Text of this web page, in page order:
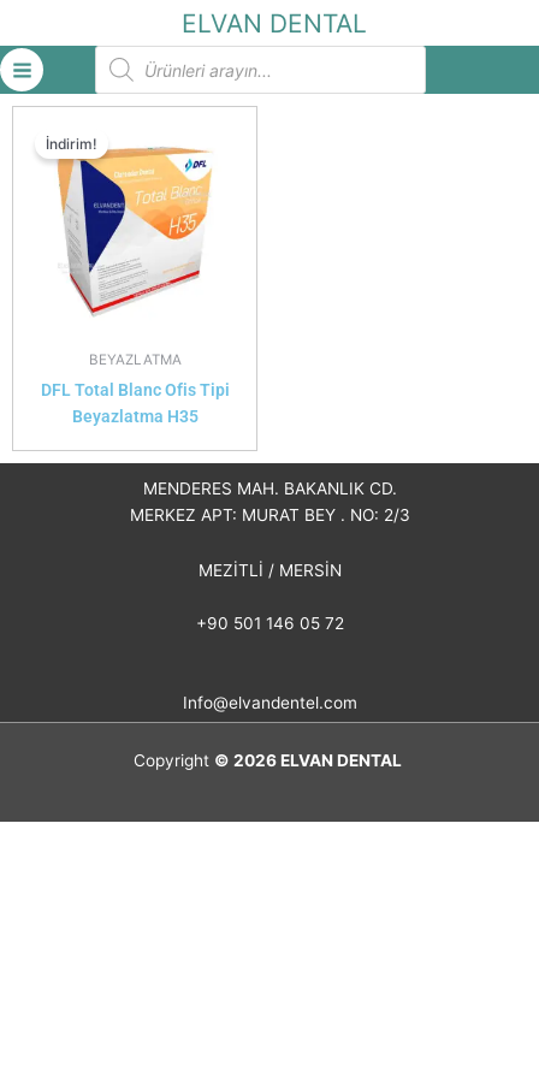
ELVAN DENTAL
Products
search
İndirim!
BEYAZLATMA
DFL Total Blanc Ofis Tipi
Beyazlatma H35
MENDERES MAH. BAKANLIK CD.
MERKEZ APT: MURAT BEY . NO: 2/3
MEZİTLİ / MERSİN
+90 501 146 05 72
Info@elvandentel.com
Copyright © 2026ELVAN DENTAL